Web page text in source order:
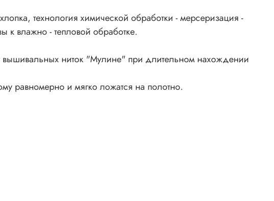
технология химической обработки - мерсеризация -
к влажно - тепловой обработке.
вышивальных ниток "Мулине" при длительном нахождении
равномерно и мягко ложатся на полотно.